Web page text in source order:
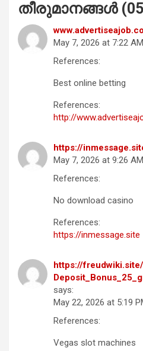
തീരുമാനങ്ങൾ
May 7, 2026 at 7:22 AM
References:
Best online betting
References:
http://
https://
May 7, 2026 at 9:26 AM
References:
No download casino
References:
https://inmessage.site
https://freudwiki.site/
says:
May 22, 2026 at 5:19
References:
Vegas slot machines